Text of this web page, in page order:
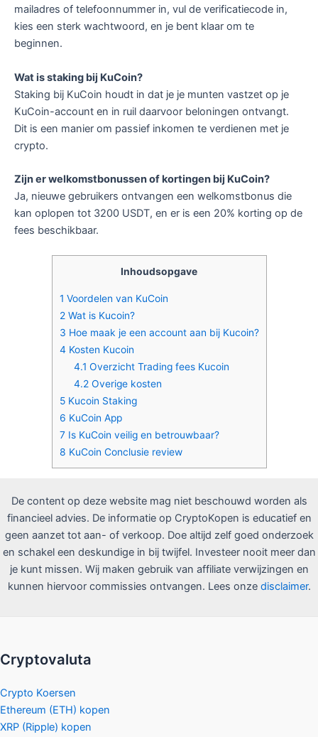
mailadres of telefoonnummer in, vul de verificatiecode in,
kies een sterk wachtwoord, en je bent klaar om te
beginnen.
Wat is staking bij KuCoin?
Staking bij KuCoin houdt in dat je je munten vastzet op je
KuCoin-account en in ruil daarvoor beloningen ontvangt.
Dit is een manier om passief inkomen te verdienen met je
crypto.
Zijn er welkomstbonussen of kortingen bij KuCoin?
Ja, nieuwe gebruikers ontvangen een welkomstbonus die
kan oplopen tot 3200 USDT, en er is een 20% korting op de
fees beschikbaar.
Inhoudsopgave
1 Voordelen van KuCoin
2Wat is Kucoin?
3 Hoe maak je een account aan bij Kucoin?
4 Kosten Kucoin
4.1 Overzicht Trading fees Kucoin
4.2 Overige kosten
5Kucoin Staking
6 KuCoin App
7Is KuCoin veilig en betrouwbaar?
8 KuCoin Conclusie review
De content op deze website mag niet beschouwd worden als
financieel advies. De informatie op CryptoKopen is educatief en
geen aanzet tot aan- of verkoop. Doe altijd zelf goed onderzoek
en schakel een deskundige in bij twijfel. Investeer nooit meer dan
je kunt missen. Wij maken gebruik van affiliate verwijzingen en
kunnen hiervoor commissies ontvangen. Lees onze disclaimer.
Cryptovaluta
Crypto Koersen
Ethereum (ETH) kopen
XRP (Ripple) kopen